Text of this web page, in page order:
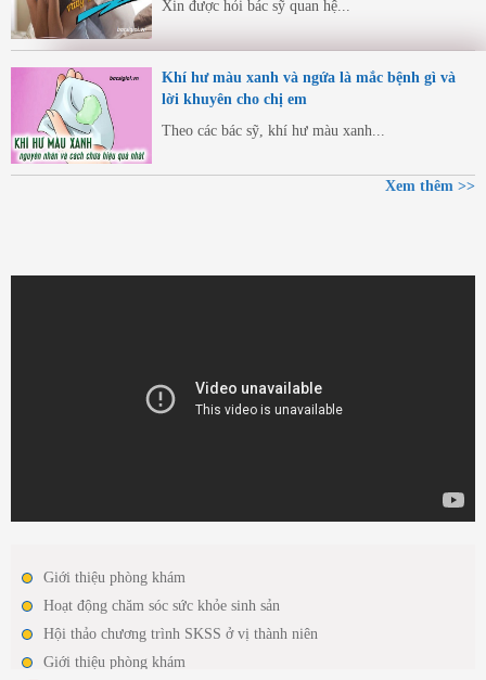
Xin được hỏi bác sỹ quan hệ...
Khí hư màu xanh và ngứa là mắc bệnh gì và
lời khuyên cho chị em
Theo các bác sỹ, khí hư màu xanh...
Xem thêm >>
Giới thiệu phòng khám
Hoạt động chăm sóc sức khỏe sinh sản
Hội thảo chương trình SKSS ở vị thành niên
Giới thiệu phòng khám